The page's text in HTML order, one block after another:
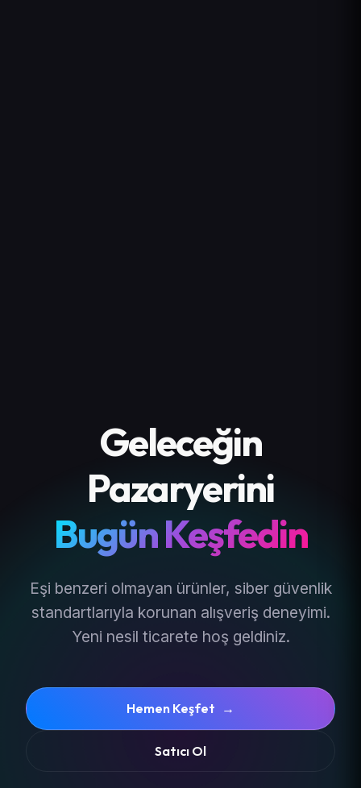
Geleceğin
Pazaryerini
Bugün Keşfedin
Eşi benzeri olmayan ürünler, siber güvenlik
standartlarıyla korunan alışveriş deneyimi.
Yeni nesil ticarete hoş geldiniz.
Hemen Keşfet →
Satıcı Ol